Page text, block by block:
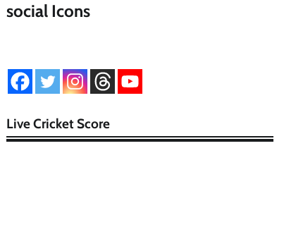
social Icons
Live Cricket Score